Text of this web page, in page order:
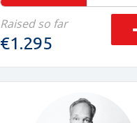
Raised so far
€1.295